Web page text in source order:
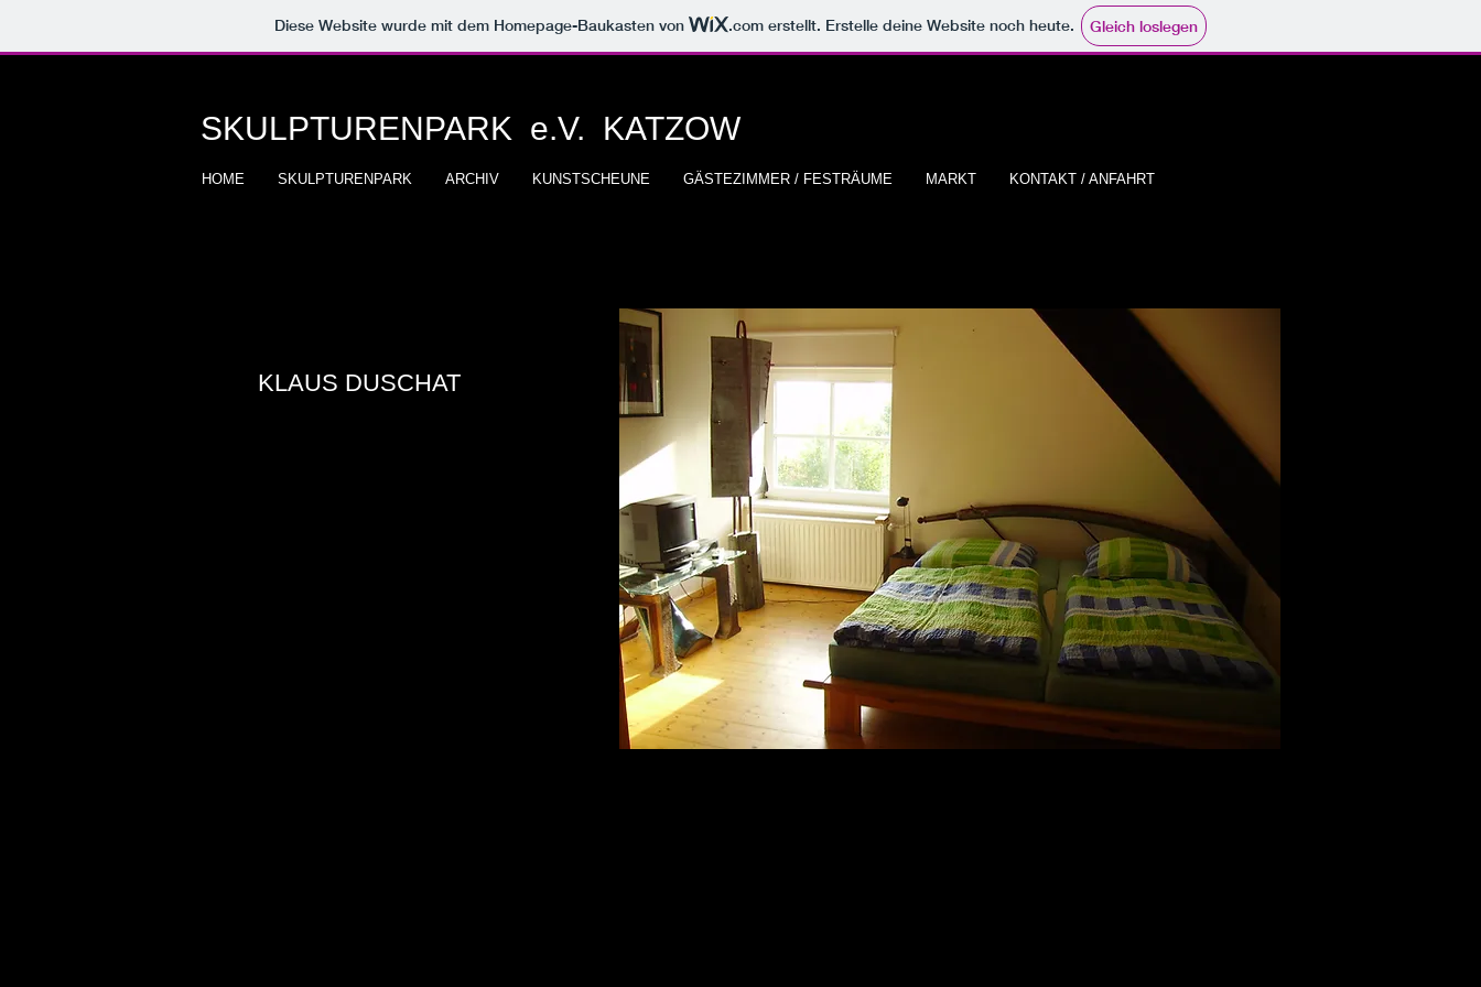
Diese Website wurde mit dem Homepage-Baukasten von .com erstellt. Erstelle deine Website noch heute. Gleich loslegen
SKULPTURENPARK e.V. KATZOW
HOME SKULPTURENPARK ARCHIV KUNSTSCHEUNE GÄSTEZIMMER / FESTRÄUME MARKT KONTAKT / ANFAHRT
KLAUS DUSCHAT